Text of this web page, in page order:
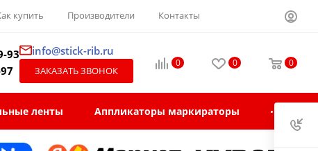
купить Производители Контакты
93
info@stick-rib.ru
ЗАКАЗАТЬ ЗВОНОК
0 0 0
ленты Аппликаторы маркираторы